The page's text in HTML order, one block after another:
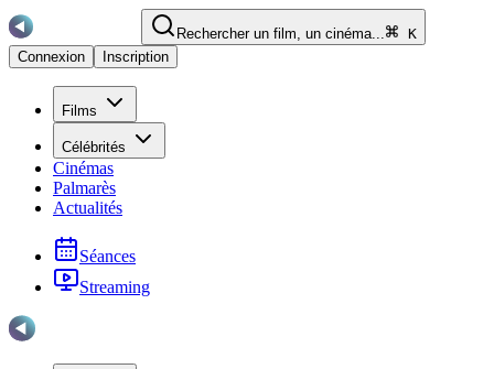
Rechercher un film, un cinéma...
K
Connexion
Inscription
Films
Célébrités
Cinémas
Palmarès
Actualités
Séances
Streaming